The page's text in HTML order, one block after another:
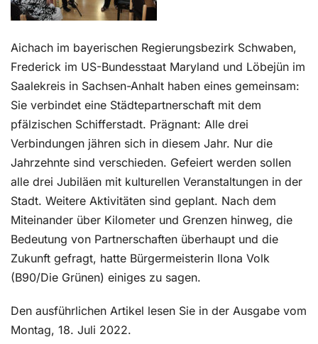
Aichach im bayerischen Regierungsbezirk Schwaben,
Frederick im US-Bundesstaat Maryland und Löbejün im
Saalekreis in Sachsen-Anhalt haben eines gemeinsam:
Sie verbindet eine Städtepartnerschaft mit dem
pfälzischen Schifferstadt. Prägnant: Alle drei
Verbindungen jähren sich in diesem Jahr. Nur die
Jahrzehnte sind verschieden. Gefeiert werden sollen
alle drei Jubiläen mit kulturellen Veranstaltungen in der
Stadt. Weitere Aktivitäten sind geplant. Nach dem
Miteinander über Kilometer und Grenzen hinweg, die
Bedeutung von Partnerschaften überhaupt und die
Zukunft gefragt, hatte Bürgermeisterin Ilona Volk
(B90/Die Grünen) einiges zu sagen.
Den ausführlichen Artikel lesen Sie in der Ausgabe vom
Montag, 18. Juli 2022.